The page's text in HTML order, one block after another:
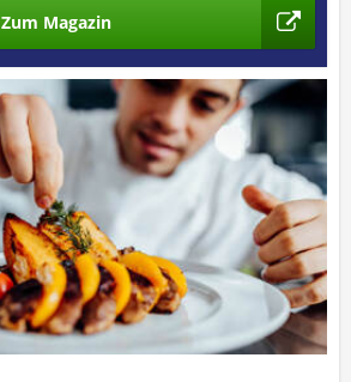
Zum Magazin